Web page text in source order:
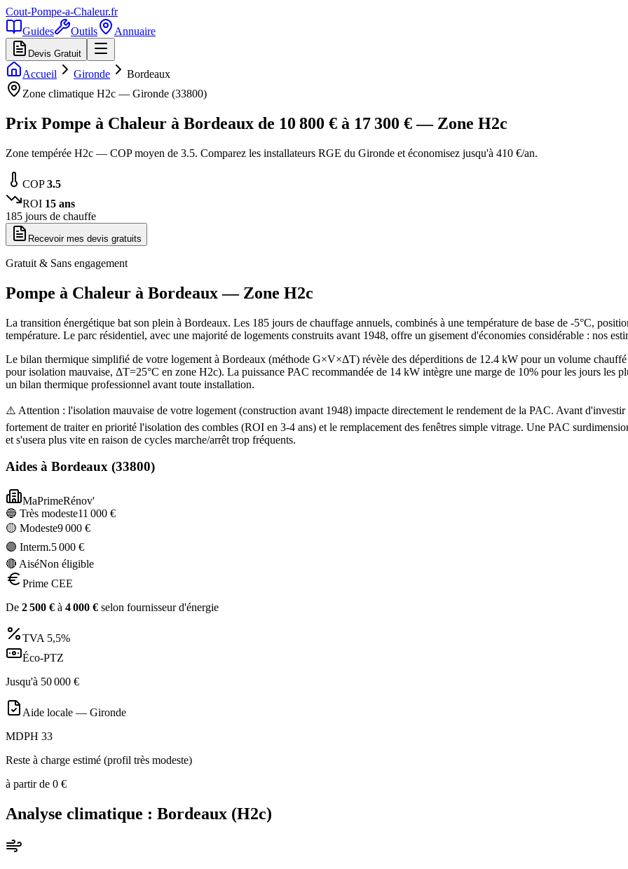
Cout-Pompe-a-Chaleur.fr
Guides
Outils Annuaire
Devis Gratuit
Accueil Gironde
Bordeaux
Zone climatique H2c — Gironde (33800)
Prix Pompe à Chaleur à Bordeaux de 10 800 € à 17 300 € — Zone H2c
Zone tempérée H2c — COP moyen de 3.5. Comparez les installateurs RGE du Gironde et économisez jusqu'à 410 €/an.
COP3.5
ROI 15 ans
185 jours de chauffe
Recevoir mes devis gratuits
Gratuit & Sans engagement
Pompe à Chaleur à Bordeaux— Zone H2c
La transition énergétique bat son plein à Bordeaux. Les 185 jours de chauffage annuels, combinés à une température de base de -5°C,
température. Le parc résidentiel, avec une majorité de logements construits avant 1948, offre un gisement d'économies considérable : nos
Le bilan thermique simplifié de votre logement à Bordeaux (méthode G×V×ΔT) révèle des déperditions de 12.4 kW pour un volume
pour isolation mauvaise, ΔT=25°C en zone H2c). La puissance PAC recommandée de 14 kW intègre une marge de 10% pour les jours les
un bilan thermique professionnel avant toute installation.
⚠️ Attention : l'isolation mauvaise de votre logement (construction avant 1948) impacte directement le rendement de la PAC. Avant
fortement de traiter en priorité l'isolation des combles (ROI en 3-4 ans) et le remplacement des fenêtres simple vitrage. Une PAC
et s'usera plus vite en raison de cycles marche/arrêt trop fréquents.
Aides à Bordeaux (33800)
MaPrimeRénov'
🔵 Très modeste11 000 €
🟡 Modeste9 000 €
🟣 Interm.5 000 €
🔴 AiséNon éligible
Prime CEE
De 2 500 € à 4 000 € selon fournisseur d'énergie
TVA 5,5%
Éco-PTZ
Jusqu'à 50 000 €
Aide locale — Gironde
MDPH 33
Reste à charge estimé (profil très modeste)
à partir de 0 €
Analyse climatique : Bordeaux (H2c)